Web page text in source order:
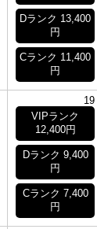
Dランク 13,400
円
Cランク 11,400
円
19
VIPランク
12,400円
Dランク 9,400
円
Cランク 7,400
円